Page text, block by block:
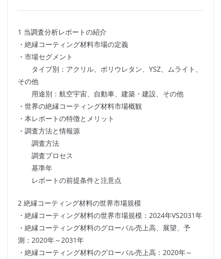
1 当調査分析レポートの紹介
・絶縁コーティング材料市場の定義
・市場セグメント
タイプ別：アクリル、ポリウレタン、YSZ、ムライト、
その他
用途別：航空宇宙、自動車、建築・建設、その他
・世界の絶縁コーティング材料市場概観
・本レポートの特徴とメリット
・調査方法と情報源
調査方法
調査プロセス
基準年
レポートの前提条件と注意点
2 絶縁コーティング材料の世界市場規模
・絶縁コーティング材料の世界市場規模：2024年VS2031年
・絶縁コーティング材料のグローバル売上高、展望、予
測：2020年～2031年
・絶縁コーティング材料のグローバル売上高：2020年～